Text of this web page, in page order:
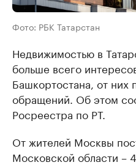
Фото: РБК Татарстан
Недвижимостью в
больше всего
Башкортостана, от них
обращений. Об этом
Росреестра по РТ.
От жителей Москвы
Московской области –